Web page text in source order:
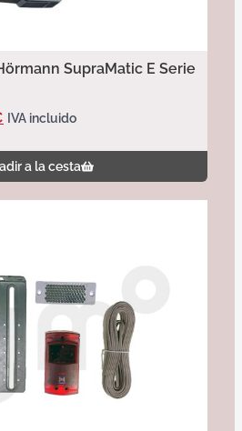
SupraMatic E Serie
IVA incluido
a la cesta